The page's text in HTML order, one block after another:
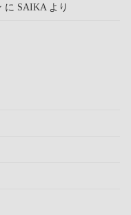
に SAIKA より